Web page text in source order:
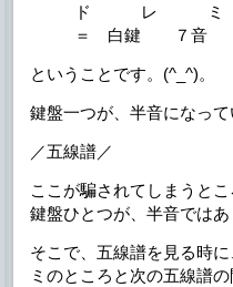
ド レ ミ
＝ 白鍵 ７音
ということです。(^_^)。
鍵盤一つが、半音になって
／五線譜／
ここが騙されてしまうと
鍵盤ひとつが、半音ではあ
そこで、五線譜を見る時
ミのところと次の五線譜